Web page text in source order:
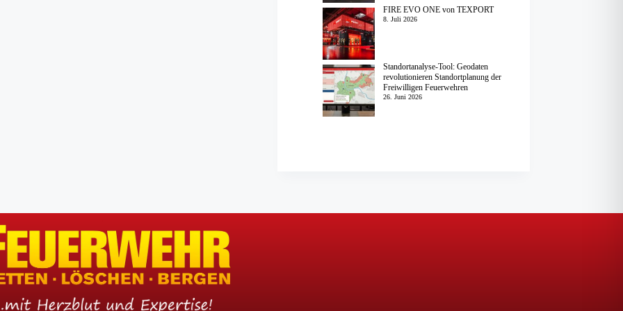
FIRE EVO ONE von TEXPORT
8. Juli 2026
Standortanalyse-Tool: Geodaten
revolutionieren Standortplanung der
Freiwilligen Feuerwehren
26. Juni 2026